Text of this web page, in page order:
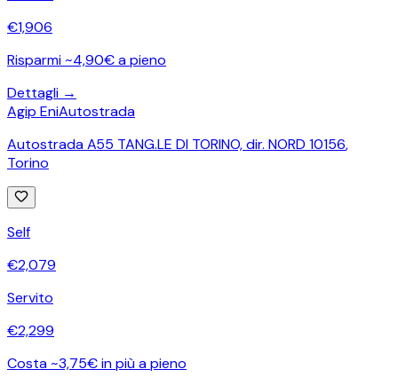
€1,906
Risparmi ~4,90€ a pieno
Dettagli →
Agip EniAutostrada
Autostrada A55 TANG.LE DI TORINO, dir. NORD 10156,
Torino
Self
€2,079
Servito
€2,299
Costa ~3,75€ in più a pieno